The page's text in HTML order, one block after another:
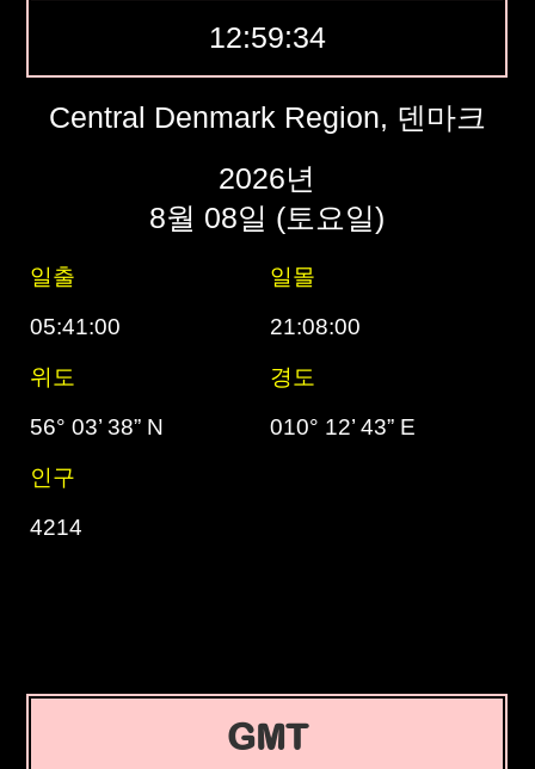
12:59:35
Central Denmark Region, 덴마크
2026년
8월 08일 (토요일)
일출
일몰
05:41:00
21:08:00
위도
경도
56° 03’ 38” N
010° 12’ 43” E
인구
4214
GMT